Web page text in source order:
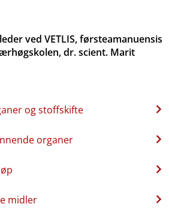
ved VETLIS, førsteamanuensis
dr. scient. Marit
og stoffskifte
organer
midler